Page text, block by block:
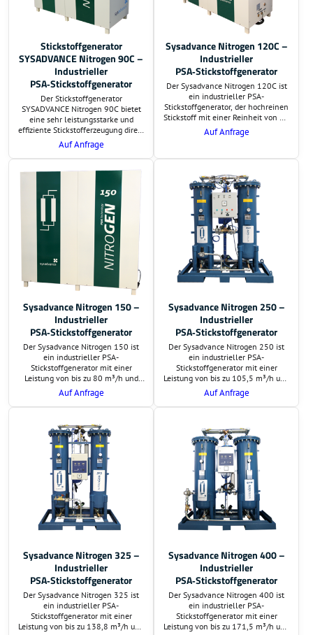
Stickstoffgenerator
SYSADVANCE Nitrogen 90C –
Industrieller
PSA‑Stickstoffgenerator
Der Stickstoffgenerator
SYSADVANCE Nitrogen 90C bietet
eine sehr leistungsstarke und
effiziente Stickstofferzeugung direkt
am Einsatzort. Auf Wunsch
übernehmen wir die Lieferung und
schlüsselfertige Montage. Preis und
Lieferzeit sind auf Anfrage.
Zusätzlich erstellen wir eine
Berechnung der
Investitionsrentabilität.
Auf Anfrage
Sysadvance Nitrogen 120C –
Industrieller
PSA‑Stickstoffgenerator
Der Sysadvance Nitrogen 120C ist
ein industrieller PSA-
Stickstoffgenerator, der hochreinen
Stickstoff mit einer Reinheit von 95
% bis 99,999 % erzeugt. Mit einer
Leistung von bis zu 60,27 m³/h und
bar eignet er sich ideal für
Prozesse.
Auf Anfrage
Sysadvance Nitrogen 150 –
Industrieller
PSA‑Stickstoffgenerator
Der Sysadvance Nitrogen 150 ist
ein industrieller PSA-
Stickstoffgenerator mit einer
Leistung von bis zu 80 m³/h und
einer Reinheit von 95 % bis 99,999
%. Ideal für Laseranwendungen,
Lebensmittelproduktion,
anspruchsvolle Prozesse.
Auf Anfrage
Sysadvance Nitrogen 250 –
Industrieller
PSA‑Stickstoffgenerator
Der Sysadvance Nitrogen 250 ist
ein industrieller PSA-
Stickstoffgenerator mit einer
Leistung von bis zu 105,5 m³/h und
einer Reinheit von bis zu 99,999 %.
Er eignet sich ideal für
anspruchsvolle industrielle
Laserbearbeitung,
Lebensmittelproduktion,
Pharmaindustrie und
Elektronikfertigung.
Auf Anfrage
Sysadvance Nitrogen 325 –
Industrieller
PSA‑Stickstoffgenerator
Der Sysadvance Nitrogen 325 ist
ein industrieller PSA-
Stickstoffgenerator mit einer
Leistung von bis zu 138,8 m³/h und
Sysadvance Nitrogen 400 –
Industrieller
PSA‑Stickstoffgenerator
Der Sysadvance Nitrogen 400 ist
ein industrieller PSA-
Stickstoffgenerator mit einer
Leistung von bis zu 171,5 m³/h und